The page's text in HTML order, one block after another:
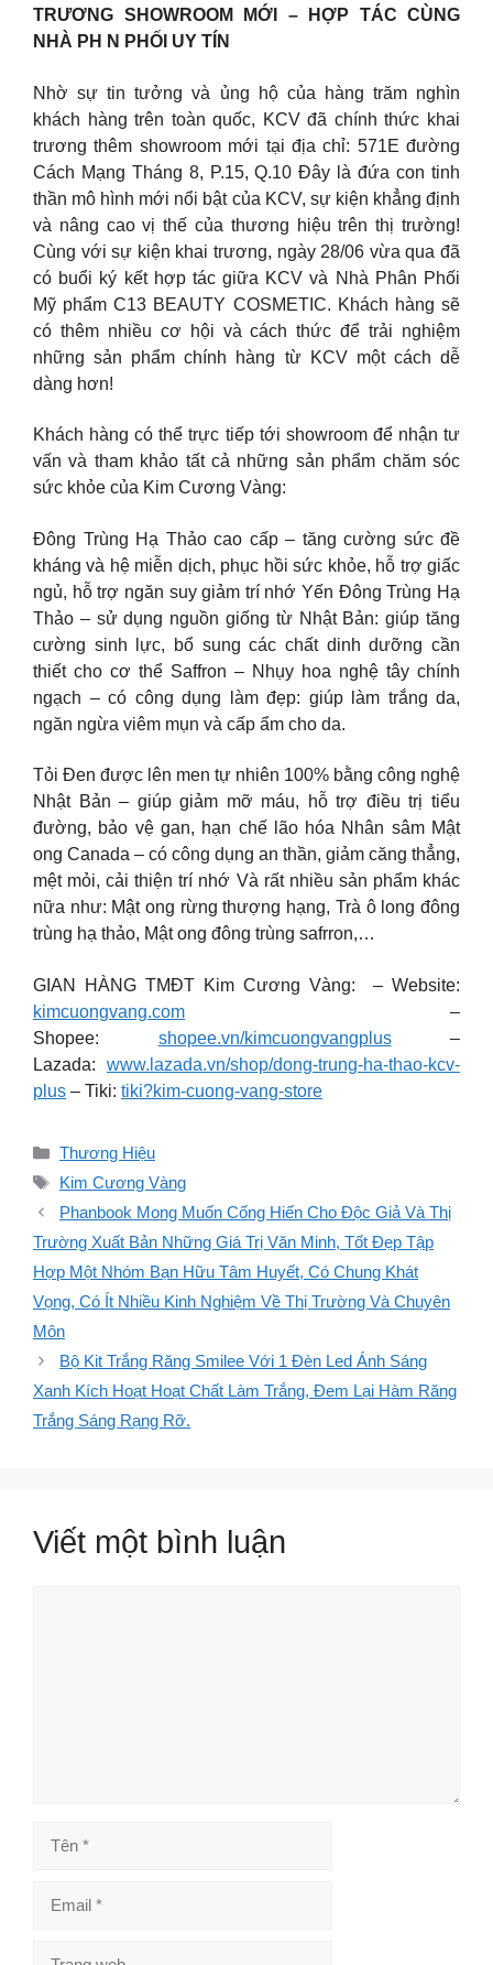
TRƯƠNG SHOWROOM MỚI – HỢP TÁC CÙNG
NHÀ PH N PHỐI UY TÍN
Nhờ sự tin tưởng và ủng hộ của hàng trăm nghìn
khách hàng trên toàn quốc, KCV đã chính thức khai
trương thêm showroom mới tại địa chỉ: 571E đường
Cách Mạng Tháng 8, P.15, Q.10 Đây là đứa con tinh
thần mô hình mới nổi bật của KCV, sự kiện khẳng định
và nâng cao vị thế của thương hiệu trên thị trường!
Cùng với sự kiện khai trương, ngày 28/06 vừa qua đã
có buổi ký kết hợp tác giữa KCV và Nhà Phân Phối
Mỹ phẩm C13 BEAUTY COSMETIC. Khách hàng sẽ
có thêm nhiều cơ hội và cách thức để trải nghiệm
những sản phẩm chính hàng từ KCV một cách dễ
dàng hơn!
Khách hàng có thể trực tiếp tới showroom để nhận tư
vấn và tham khảo tất cả những sản phẩm chăm sóc
sức khỏe của Kim Cương Vàng:
Đông Trùng Hạ Thảo cao cấp – tăng cường sức đề
kháng và hệ miễn dịch, phục hồi sức khỏe, hỗ trợ giấc
ngủ, hỗ trợ ngăn suy giảm trí nhớ Yến Đông Trùng Hạ
Thảo – sử dụng nguồn giống từ Nhật Bản: giúp tăng
cường sinh lực, bổ sung các chất dinh dưỡng cần
thiết cho cơ thể Saffron – Nhụy hoa nghệ tây chính
ngạch – có công dụng làm đẹp: giúp làm trắng da,
ngăn ngừa viêm mụn và cấp ẩm cho da.
Tỏi Đen được lên men tự nhiên 100% bằng công nghệ
Nhật Bản – giúp giảm mỡ máu, hỗ trợ điều trị tiểu
đường, bảo vệ gan, hạn chế lão hóa Nhân sâm Mật
ong Canada – có công dụng an thần, giảm căng thẳng,
mệt mỏi, cải thiện trí nhớ Và rất nhiều sản phẩm khác
nữa như: Mật ong rừng thượng hạng, Trà ô long đông
trùng hạ thảo, Mật ong đông trùng safrron,…
GIAN HÀNG TMĐT Kim Cương Vàng: – Website:
kimcuongvang.com –
Shopee: shopee.vn/kimcuongvangplus–
Lazada: www.lazada.vn/shop/dong-trung-ha-thao-kcv-
plus – Tiki: tiki?kim-cuong-vang-store
Danh
mục
Thương Hiệu
Thẻ
Kim Cương Vàng
Phanbook Mong Muốn Cống Hiến Cho Độc Giả Và Thị
Trường Xuất Bản Những Giá Trị Văn Minh, Tốt Đẹp Tập
Hợp Một Nhóm Bạn Hữu Tâm Huyết, Có Chung Khát
Vọng, Có Ít Nhiều Kinh Nghiệm Về Thị Trường Và Chuyên
Môn
Bộ Kit Trắng Răng Smilee Với 1 Đèn Led Ánh Sáng
Xanh Kích Hoạt Hoạt Chất Làm Trắng, Đem Lại Hàm Răng
Trắng Sáng Rạng Rỡ.
Viết một bình luận